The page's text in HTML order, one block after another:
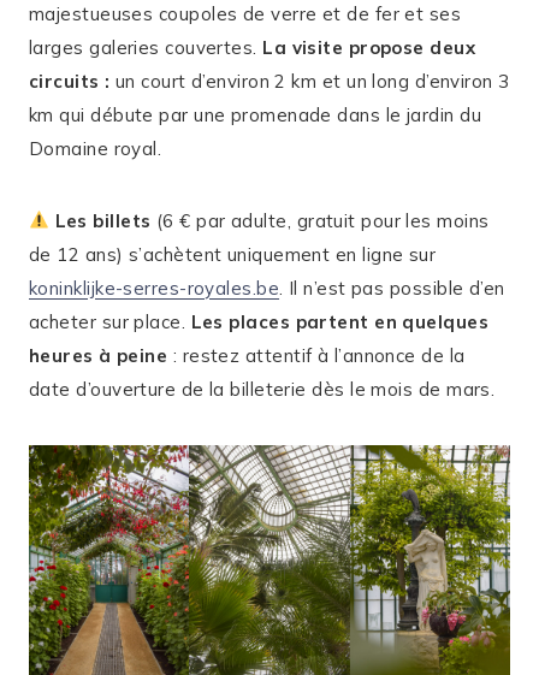
majestueuses coupoles de verre et de fer et ses
larges galeries couvertes. La visite propose deux
circuits : un court d’environ 2 km et un long d’environ 3
km qui débute par une promenade dans le jardin du
Domaine royal.
Les billets (6 € par adulte, gratuit pour les moins
de 12 ans) s’achètent uniquement en ligne sur
koninklijke-serres-royales.be. Il n’est pas possible d’en
acheter sur place. Les places partent en quelques
heures à peine : restez attentif à l’annonce de la
date d’ouverture de la billeterie dès le mois de mars.